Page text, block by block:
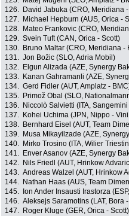
126.
David Jabuka (CRO, Meridiana
127.
Michael Hepburn (AUS, Orica -
128.
Mateo Frankovic (CRO,
129. Svein Tuft (CAN, Orica - Scott)
130.
Bruno Maltar (CRO, Meridiana -
131. Jon Božic (SLO, Adria Mobil)
132.
Elgun Alizada (AZE, Synergy
133.
Kanan Gahramanli (AZE,
134. Gerd Fidler (AUT, Amplatz -
135.
Primož Obal (SLO,
136.
Niccolò Salvietti (ITA,
137.
Kohei Uchima (JPN, Nippo -
138.
Bernhard Eisel (AUT, Team
139.
Musa Mikayilzade (AZE,
140.
Mirko Trosino (ITA, Wilier
141.
Enver Asanov (AZE, Synergy
142.
Nils Friedl (AUT, Hrinkow
143. Andreas Walzel (AUT, Hrinkow
144.
Nathan Haas (AUS, Team
145.
Ion Ander Insausti Irastorza
146. Aleksejs Saramotins (LAT, Bora
147.
Roger Kluge (GER, Orica - Scott)